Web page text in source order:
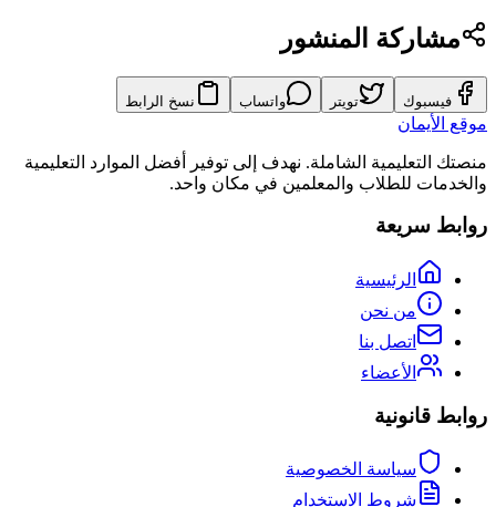
مشاركة المنشور
فيسبوك تويتر واتساب نسخ الرابط
موقع الأيمان
منصتك التعليمية الشاملة. نهدف إلى توفير أفضل الموارد التعليمية
والخدمات للطلاب والمعلمين في مكان واحد.
روابط سريعة
الرئيسية
من نحن
اتصل بنا
الأعضاء
روابط قانونية
سياسة الخصوصية
شروط الاستخدام